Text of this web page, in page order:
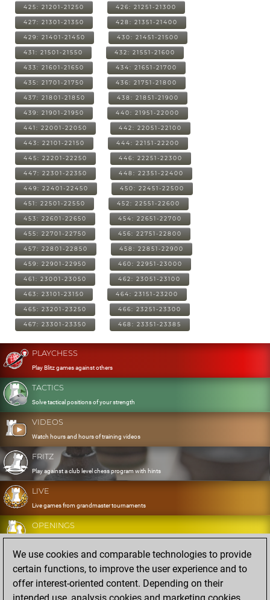
425: 21201-21250 426: 21251-21300
427: 21301-21350 428: 21351-21400
429: 21401-21450 430: 21451-21500
431: 21501-21550 432: 21551-21600
433: 21601-21650 434: 21651-21700
435: 21701-21750 436: 21751-21800
437: 21801-21850 438: 21851-21900
439: 21901-21950 440: 21951-22000
441: 22001-22050 442: 22051-22100
443: 22101-22150 444: 22151-22200
445: 22201-22250 446: 22251-22300
447: 22301-22350 448: 22351-22400
449: 22401-22450 450: 22451-22500
451: 22501-22550 452: 22551-22600
453: 22601-22650 454: 22651-22700
455: 22701-22750 456: 22751-22800
457: 22801-22850 458: 22851-22900
459: 22901-22950 460: 22951-23000
461: 23001-23050 462: 23051-23100
463: 23101-23150 464: 23151-23200
465: 23201-23250 466: 23251-23300
467: 23301-23350 468: 23351-23385
PLAYCHESS
Play Blitz games against others
TACTICS
Solve tactical positions of your strength
VIDEOS
Watch hours and hours of training videos
FRITZ
Play against a club level chess program with hints
LIVE
Live games from grandmaster tournaments
OPENINGS
Develop and exercise your openings
DATABASE
Eight million strong games
MYGAMES
We use cookies and comparable technologies to provide
certain functions, to improve the user experience and to
offer interest-oriented content. Depending on their